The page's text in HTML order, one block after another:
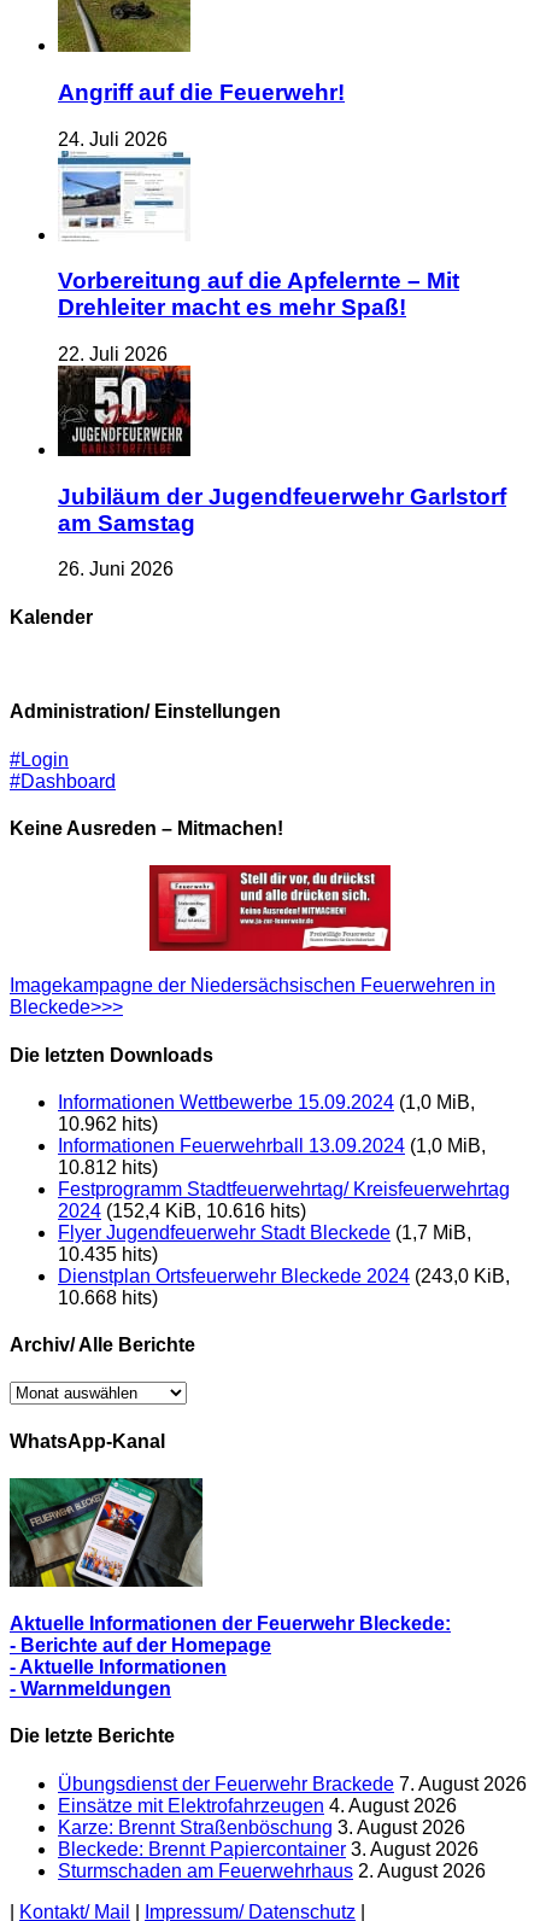
Angriff auf die Feuerwehr!
24. Juli 2026
Vorbereitung auf die Apfelernte – Mit
Drehleiter macht es mehr Spaß!
22. Juli 2026
Jubiläum der Jugendfeuerwehr Garlstorf
am Samstag
26. Juni 2026
Kalender
Administration/ Einstellungen
#Login
#Dashboard
Keine Ausreden – Mitmachen!
Imagekampagne der Niedersächsischen Feuerwehren in
Bleckede>>>
Die letzten Downloads
Informationen Wettbewerbe 15.09.2024 (1,0 MiB,
10.962 hits)
Informationen Feuerwehrball 13.09.2024 (1,0 MiB,
10.812 hits)
Festprogramm Stadtfeuerwehrtag/ Kreisfeuerwehrtag
2024 (152,4 KiB, 10.616 hits)
Flyer Jugendfeuerwehr Stadt Bleckede (1,7 MiB,
10.435 hits)
Dienstplan Ortsfeuerwehr Bleckede 2024 (243,0 KiB,
10.668 hits)
Archiv/ Alle Berichte
Archiv/
Berichte
WhatsApp-Kanal
Aktuelle Informationen der Feuerwehr Bleckede:
- Berichte auf der Homepage
- Aktuelle Informationen
- Warnmeldungen
Die letzte Berichte
Übungsdienst der Feuerwehr Brackede 7. August 2026
Einsätze mit Elektrofahrzeugen 4. August 2026
Karze: Brennt Straßenböschung 3. August 2026
Bleckede: Brennt Papiercontainer 3. August 2026
Sturmschaden am Feuerwehrhaus 2. August 2026
Kontakt/ Mail Impressum/ Datenschutz